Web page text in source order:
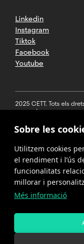
Linkedin
Instagram
Tiktok
Facebook
Youtube
2025 CETT. Tots els
reservats
Avís legal
Política de
privacitat
Cookies
Política del
Sobre les
Utilitzem cookies
el rendiment i l’ús
funcionalitats
millorar i
Més informació